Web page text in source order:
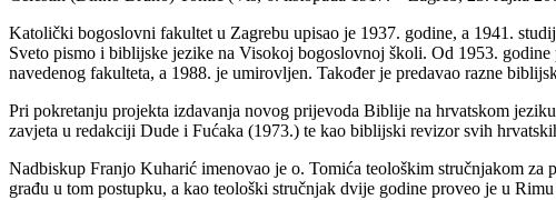
Katolički bogoslovni fakultet u Zagrebu upisao je 1937. godine, a 1941.
Sveto pismo i biblijske jezike na Visokoj bogoslovnoj školi. Od 1953.
navedenog fakulteta, a 1988. je umirovljen. Također je predavao razne
Pri pokretanju projekta izdavanja novog prijevoda Biblije na hrvatskom
zavjeta u redakciji Dude i Fućaka (1973.) te kao biblijski revizor svih
Nadbiskup Franjo Kuharić imenovao je o. Tomića teološkim stručnjakom za
građu u tom postupku, a kao teološki stručnjak dvije godine proveo je u